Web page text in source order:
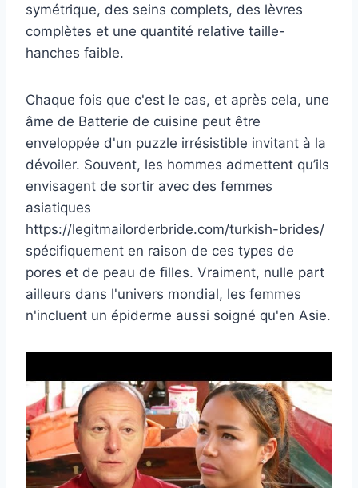
symétrique, des seins complets, des lèvres
complètes et une quantité relative taille-
hanches faible.
Chaque fois que c'est le cas, et après cela, une
âme de Batterie de cuisine peut être
enveloppée d'un puzzle irrésistible invitant à la
dévoiler. Souvent, les hommes admettent qu’ils
envisagent de sortir avec des femmes
asiatiques
https://legitmailorderbride.com/turkish-brides/
spécifiquement en raison de ces types de
pores et de peau de filles. Vraiment, nulle part
ailleurs dans l'univers mondial, les femmes
n'incluent un épiderme aussi soigné qu'en Asie.